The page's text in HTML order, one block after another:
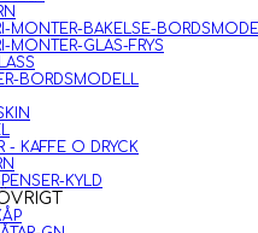
MONTER-BAKELSE-
MONTER-GLAS-FRYS
BORDSMODELL
- KAFFE O DRYCK
KYLD